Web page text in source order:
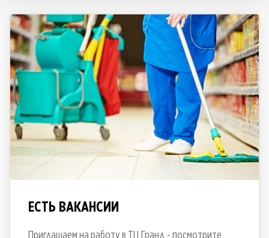
ЕСТЬ ВАКАНСИИ
Приглашаем на работу в ТЦ Гранд - посмотрите